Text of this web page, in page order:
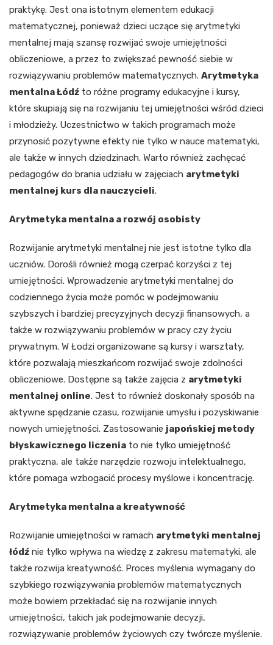
praktykę. Jest ona istotnym elementem edukacji
matematycznej, ponieważ dzieci uczące się arytmetyki
mentalnej mają szansę rozwijać swoje umiejętności
obliczeniowe, a przez to zwiększać pewność siebie w
rozwiązywaniu problemów matematycznych. Arytmetyka
mentalna Łódź to różne programy edukacyjne i kursy,
które skupiają się na rozwijaniu tej umiejętności wśród dzieci
i młodzieży. Uczestnictwo w takich programach może
przynosić pozytywne efekty nie tylko w nauce matematyki,
ale także w innych dziedzinach. Warto również zachęcać
pedagogów do brania udziału w zajęciach arytmetyki
mentalnej kurs dla nauczycieli.
Arytmetyka mentalna a rozwój osobisty
Rozwijanie arytmetyki mentalnej nie jest istotne tylko dla
uczniów. Dorośli również mogą czerpać korzyści z tej
umiejętności. Wprowadzenie arytmetyki mentalnej do
codziennego życia może pomóc w podejmowaniu
szybszych i bardziej precyzyjnych decyzji finansowych, a
także w rozwiązywaniu problemów w pracy czy życiu
prywatnym. W Łodzi organizowane są kursy i warsztaty,
które pozwalają mieszkańcom rozwijać swoje zdolności
obliczeniowe. Dostępne są także zajęcia z arytmetyki
mentalnej online. Jest to również doskonały sposób na
aktywne spędzanie czasu, rozwijanie umysłu i pozyskiwanie
nowych umiejętności. Zastosowanie japońskiej metody
błyskawicznego liczenia to nie tylko umiejętność
praktyczna, ale także narzędzie rozwoju intelektualnego,
które pomaga wzbogacić procesy myślowe i koncentrację.
Arytmetyka mentalna a kreatywność
Rozwijanie umiejętności w ramach arytmetyki mentalnej
łódź nie tylko wpływa na wiedzę z zakresu matematyki, ale
także rozwija kreatywność. Proces myślenia wymagany do
szybkiego rozwiązywania problemów matematycznych
może bowiem przekładać się na rozwijanie innych
umiejętności, takich jak podejmowanie decyzji,
rozwiązywanie problemów życiowych czy twórcze myślenie.